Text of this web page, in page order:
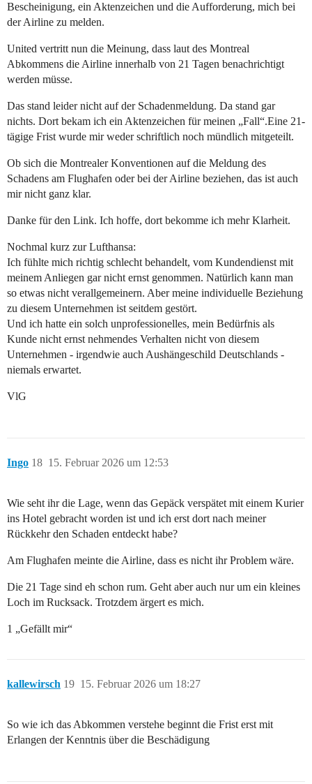
Bescheinigung, ein Aktenzeichen und die Aufforderung, mich bei
der Airline zu melden.
United vertritt nun die Meinung, dass laut des Montreal
Abkommens die Airline innerhalb von 21 Tagen benachrichtigt
werden müsse.
Das stand leider nicht auf der Schadenmeldung. Da stand gar
nichts. Dort bekam ich ein Aktenzeichen für meinen „Fall“.Eine 21-
tägige Frist wurde mir weder schriftlich noch mündlich mitgeteilt.
Ob sich die Montrealer Konventionen auf die Meldung des
Schadens am Flughafen oder bei der Airline beziehen, das ist auch
mir nicht ganz klar.
Danke für den Link. Ich hoffe, dort bekomme ich mehr Klarheit.
Nochmal kurz zur Lufthansa:
Ich fühlte mich richtig schlecht behandelt, vom Kundendienst mit
meinem Anliegen gar nicht ernst genommen. Natürlich kann man
so etwas nicht verallgemeinern. Aber meine individuelle Beziehung
zu diesem Unternehmen ist seitdem gestört.
Und ich hatte ein solch unprofessionelles, mein Bedürfnis als
Kunde nicht ernst nehmendes Verhalten nicht von diesem
Unternehmen - irgendwie auch Aushängeschild Deutschlands -
niemals erwartet.
VlG
Ingo 15. Februar 2026 um 12:53
18
Wie seht ihr die Lage, wenn das Gepäck verspätet mit einem Kurier
ins Hotel gebracht worden ist und ich erst dort nach meiner
Rückkehr den Schaden entdeckt habe?
Am Flughafen meinte die Airline, dass es nicht ihr Problem wäre.
Die 21 Tage sind eh schon rum. Geht aber auch nur um ein kleines
Loch im Rucksack. Trotzdem ärgert es mich.
1 „Gefällt mir“
kallewirsch 15. Februar 2026 um 18:27
19
So wie ich das Abkommen verstehe beginnt die Frist erst mit
Erlangen der Kenntnis über die Beschädigung